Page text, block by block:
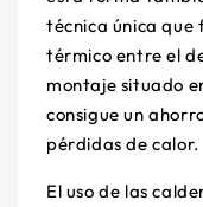
técnica única que
térmico entre el
montaje situado
consigue un
pérdidas de calor.
El uso de las